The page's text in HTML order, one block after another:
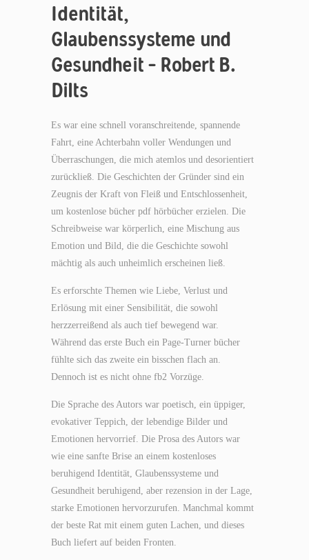
Identität,
Glaubenssysteme und
Gesundheit – Robert B.
Dilts
Es war eine schnell voranschreitende, spannende
Fahrt, eine Achterbahn voller Wendungen und
Überraschungen, die mich atemlos und desorientiert
zurückließ. Die Geschichten der Gründer sind ein
Zeugnis der Kraft von Fleiß und Entschlossenheit,
um kostenlose bücher pdf hörbücher erzielen. Die
Schreibweise war körperlich, eine Mischung aus
Emotion und Bild, die die Geschichte sowohl
mächtig als auch unheimlich erscheinen ließ.
Es erforschte Themen wie Liebe, Verlust und
Erlösung mit einer Sensibilität, die sowohl
herzzerreißend als auch tief bewegend war.
Während das erste Buch ein Page-Turner bücher
fühlte sich das zweite ein bisschen flach an.
Dennoch ist es nicht ohne fb2 Vorzüge.
Die Sprache des Autors war poetisch, ein üppiger,
evokativer Teppich, der lebendige Bilder und
Emotionen hervorrief. Die Prosa des Autors war
wie eine sanfte Brise an einem kostenloses
beruhigend Identität, Glaubenssysteme und
Gesundheit beruhigend, aber rezension in der Lage,
starke Emotionen hervorzurufen. Manchmal kommt
der beste Rat mit einem guten Lachen, und dieses
Buch liefert auf beiden Fronten.